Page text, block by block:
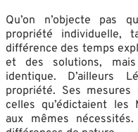
Qu’on n’objecte pas
propriété individuelle,
différence des temps
et des solutions,
identique. D’ailleurs
propriété. Ses
celles qu’édictaient les
aux mêmes